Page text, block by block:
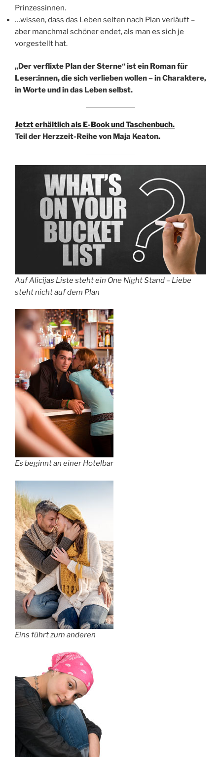
Prinzessinnen.
…wissen, dass das Leben selten nach Plan verläuft –
aber manchmal schöner endet, als man es sich je
vorgestellt hat.
„Der verflixte Plan der Sterne“ ist ein Roman für
Leser:innen, die sich verlieben wollen – in Charaktere,
in Worte und in das Leben selbst.
Jetzt erhältlich als E-Book und Taschenbuch.
Teil der Herzzeit-Reihe von Maja Keaton.
Auf Alicijas Liste steht ein One Night Stand – Liebe
steht nicht auf dem Plan
Es beginnt an einer Hotelbar
Eins führt zum anderen